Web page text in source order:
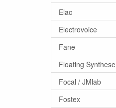
Elac
Electrovoice
Fane
Floating Synthese
Focal / JMlab
Fostex